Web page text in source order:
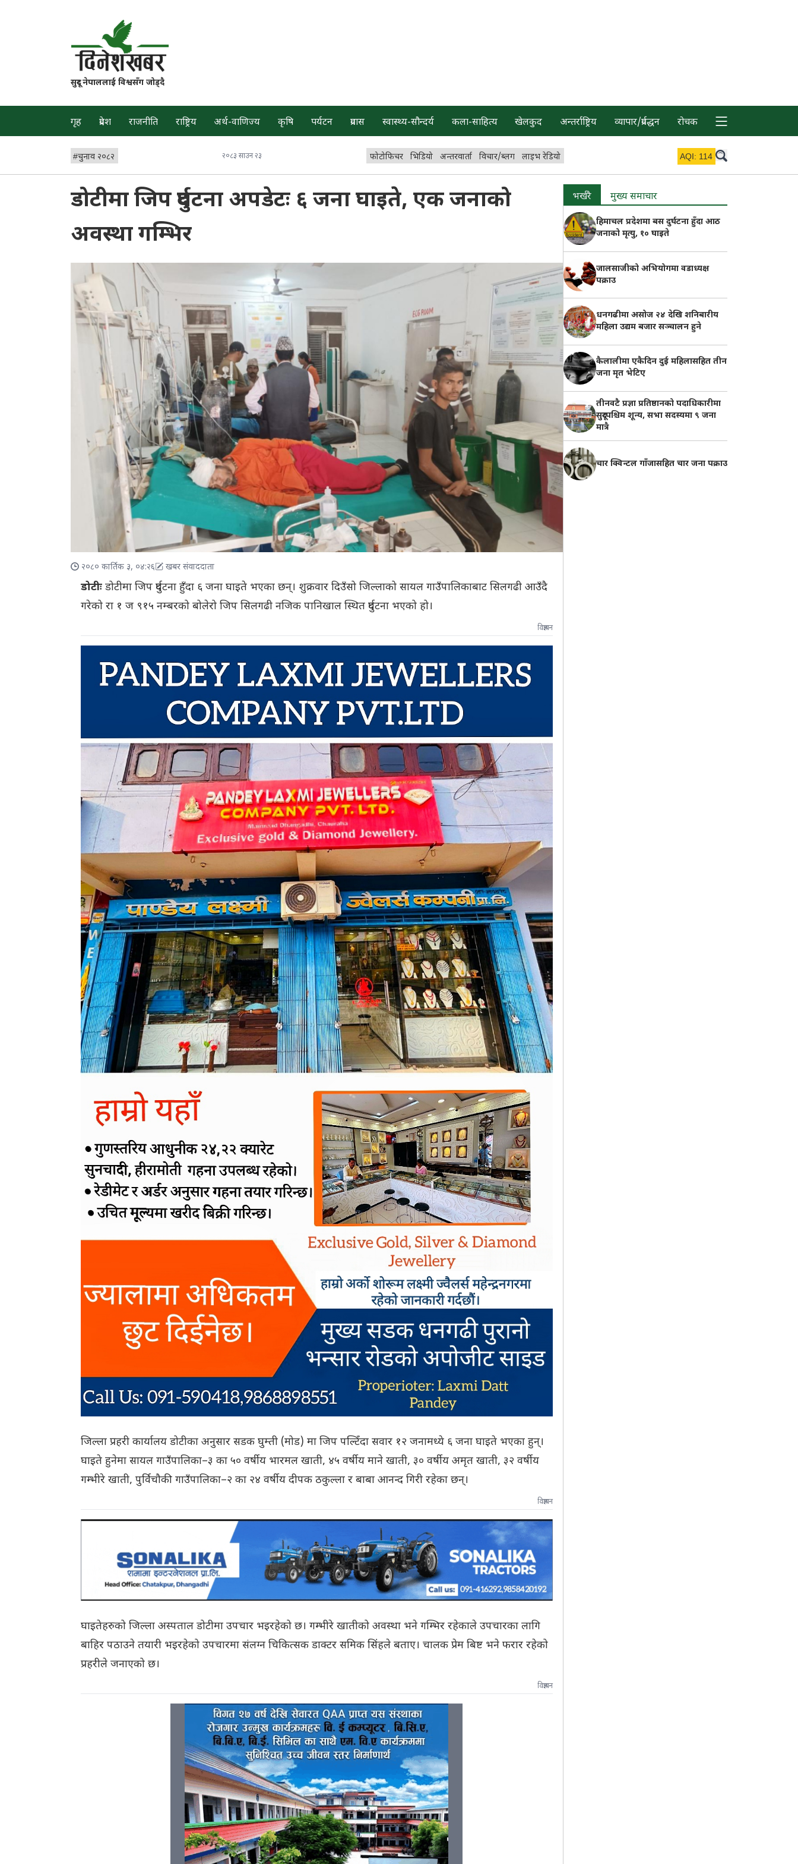
सुदूर नेपाललाई विश्वसँग जोड्दै
गृह प्रदेश राजनीति राष्ट्रिय अर्थ-वाणिज्य कृषि पर्यटन प्रवास स्वास्थ्य-सौन्दर्य कला-साहित्य खेलकुद अन्तर्राष्ट्रिय व्यापार/प्रर्वद्धन रोचक
#चुनाव २०८२ २०८३ साउन २३ फोटोफिचर भिडियो अन्तरवार्ता विचार/ब्लग लाइभ रेडियो AQI: 114
डोटीमा जिप दुर्घटना अपडेटः ६ जना घाइते, एक जनाको
अवस्था गम्भिर
२०८० कार्तिक ३, ०४:२६ खबर संवाददाता
डोटीः डोटीमा जिप दुर्घटना हुँदा ६ जना घाइते भएका छन्। शुक्रवार दिउँसो जिल्लाको सायल गाउँपालिकाबाट सिलगढी आउँदै
गरेको रा १ ज ९१५ नम्बरको बोलेरो जिप सिलगढी नजिक पानिखाल स्थित दुर्घटना भएको हो।
विज्ञापन
जिल्ला प्रहरी कार्यालय डोटीका अनुसार सडक घुम्ती (मोड) मा जिप पल्टिँदा सवार १२ जनामध्ये ६ जना घाइते भएका हुन्।
घाइते हुनेमा सायल गाउँपालिका–३ का ५० वर्षीय भारमल खाती, ४५ वर्षीय माने खाती, ३० वर्षीय अमृत खाती, ३२ वर्षीय
गम्भीरे खाती, पुर्विचौकी गाउँपालिका–२ का २४ वर्षीय दीपक ठकुल्ला र बाबा आनन्द गिरी रहेका छन्।
विज्ञापन
घाइतेहरुको जिल्ला अस्पताल डोटीमा उपचार भइरहेको छ। गम्भीरे खातीको अवस्था भने गम्भिर रहेकाले उपचारका लागि
बाहिर पठाउने तयारी भइरहेको उपचारमा संलग्न चिकित्सक डाक्टर समिक सिंहले बताए। चालक प्रेम बिष्ट भने फरार रहेको
प्रहरीले जनाएको छ।
विज्ञापन
भर्खरै मुख्य समाचार
हिमाचल प्रदेशमा बस दुर्घटना हुँदा आठ
जनाको मृत्यु, १० घाइते
जालसाजीको अभियोगमा वडाध्यक्ष
पक्राउ
धनगढीमा असोज २४ देखि शनिबारीय
महिला उद्यम बजार सञ्चालन हुने
कैलालीमा एकैदिन दुई महिलासहित तीन
जना मृत भेटिए
तीनवटै प्रज्ञा प्रतिष्ठानको पदाधिकारीमा
सुदूरपश्चिम शून्य, सभा सदस्यमा ९ जना
मात्रै
चार क्विन्टल गाँजासहित चार जना पक्राउ